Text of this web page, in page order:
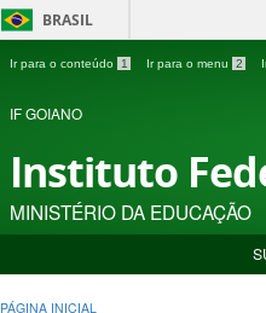
BRASIL
Ir para o conteúdo 1 Ir para o menu 2
IF GOIANO
Instituto
MINISTÉRIO DA EDUCAÇÃO
PÁGINA INICIAL